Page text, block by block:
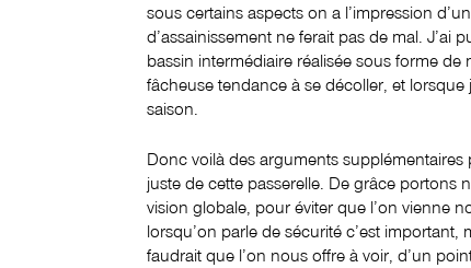
sous certains aspects on a l’impression
d’assainissement ne ferait pas de mal. J’ai
bassin intermédiaire réalisée sous forme
fâcheuse tendance à se décoller, et lorsque
saison.
Donc voilà des arguments
juste de cette passerelle. De grâce portons
vision globale, pour éviter que l’on vienne
lorsqu’on parle de sécurité c’est
faudrait que l’on nous offre à voir, d’un